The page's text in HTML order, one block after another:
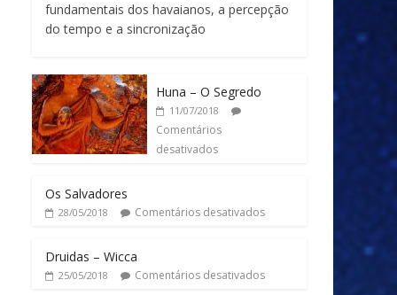
fundamentais dos havaianos, a percepção
do tempo e a sincronização
Huna – O Segredo
11/07/2018
Comentários
desativados
Os Salvadores
28/05/2018 Comentários desativados
Druidas – Wicca
25/05/2018 Comentários desativados